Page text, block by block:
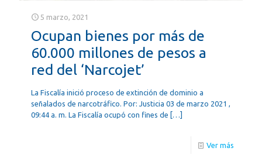
5 marzo, 2021
Ocupan bienes por más de
60.000 millones de pesos a
red del ‘Narcojet’
La Fiscalía inició proceso de extinción de dominio a
señalados de narcotráfico. Por: Justicia 03 de marzo 2021 ,
09:44 a. m. La Fiscalía ocupó con fines de […]
Ver más